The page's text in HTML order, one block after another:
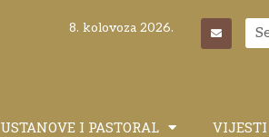
8. kolovoza 2026.
USTANOVE I PASTORAL VIJESTI